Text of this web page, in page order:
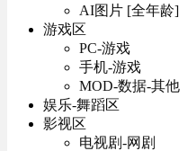
AI图片 [全年龄]
游戏区
PC-游戏
手机-游戏
MOD-数据-其他
娱乐-舞蹈区
影视区
电视剧-网剧